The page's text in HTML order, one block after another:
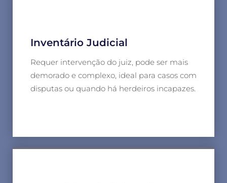
Inventário Judicial
Requer intervenção do juiz, pode ser mais
demorado e complexo, ideal para casos com
disputas ou quando há herdeiros incapazes.